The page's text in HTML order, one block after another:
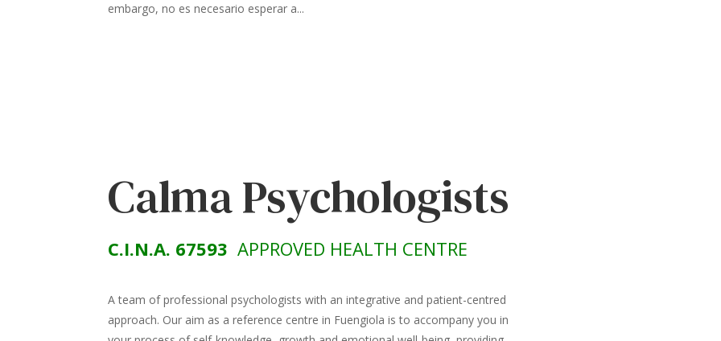
embargo, no es necesario esperar a...
Calma Psychologists
C.I.N.A. 67593 APPROVED HEALTH CENTRE
A team of professional psychologists with an integrative and patient-centred
approach. Our aim as a reference centre in Fuengiola is to accompany you in